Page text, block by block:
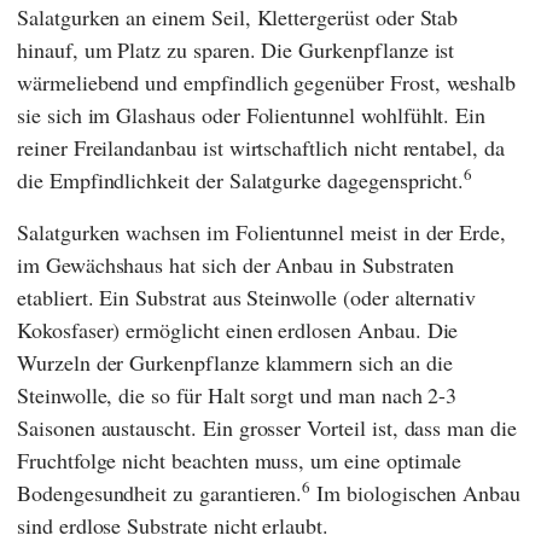
Salatgurken an einem Seil, Klettergerüst oder Stab
hinauf, um Platz zu sparen. Die Gurkenpflanze ist
wärmeliebend und empfindlich gegenüber Frost, weshalb
sie sich im Glashaus oder Folientunnel wohlfühlt. Ein
reiner Freilandanbau ist wirtschaftlich nicht rentabel, da
die Empfindlichkeit der Salatgurke dagegenspricht.6
Salatgurken wachsen im Folientunnel meist in der Erde,
im Gewächshaus hat sich der Anbau in Substraten
etabliert. Ein Substrat aus Steinwolle (oder alternativ
Kokosfaser) ermöglicht einen erdlosen Anbau. Die
Wurzeln der Gurkenpflanze klammern sich an die
Steinwolle, die so für Halt sorgt und man nach 2-3
Saisonen austauscht. Ein grosser Vorteil ist, dass man die
Fruchtfolge nicht beachten muss, um eine optimale
Bodengesundheit zu garantieren.6 Im biologischen Anbau
sind erdlose Substrate nicht erlaubt.